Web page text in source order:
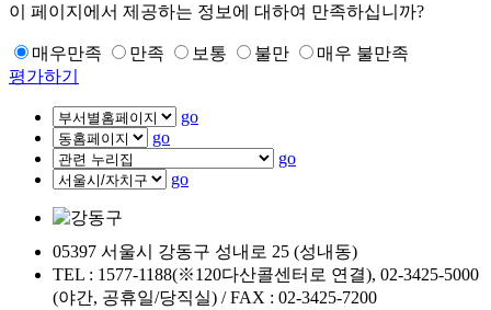
이 페이지에서 제공하는 정보에 대하여 만족하십니까?
매우만족 만족 보통 불만
매우 불만족
평가하기
go
go
go
go
05397 서울시 강동구 성내로 25 (성내동)
TEL : 1577-1188(※120다산콜센터로 연결), 02-3425-5000
(야간, 공휴일/당직실) / FAX : 02-3425-7200